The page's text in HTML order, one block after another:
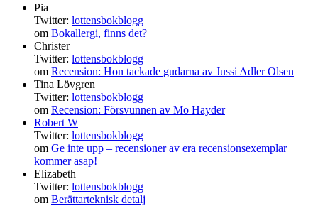
Pia
Twitter: lottensbokblogg
om Bokallergi, finns det?
Christer
Twitter: lottensbokblogg
om Recension: Hon tackade gudarna av Jussi Adler Olsen
Tina Lövgren
Twitter: lottensbokblogg
om Recension: Försvunnen av Mo Hayder
Robert W
Twitter: lottensbokblogg
om Ge inte upp – recensioner av era recensionsexemplar
kommer asap!
Elizabeth
Twitter: lottensbokblogg
om Berättarteknisk detalj